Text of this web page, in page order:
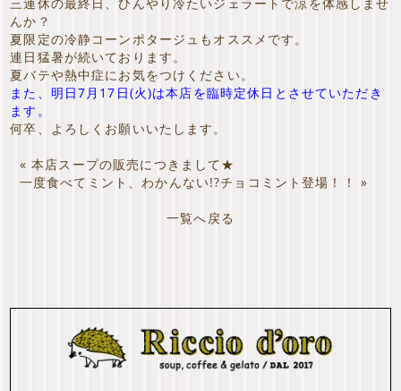
んか？
夏限定の冷静コーンポタージュもオススメです。
連日猛暑が続いております。
夏バテや熱中症にお気をつけください。
また、明日7月17日(火)は本店を臨時定休日とさせていただき
ます。
何卒、よろしくお願いいたします。
«本店スープの販売につきまして★
一度食べてミント、わかんない!?チョコミント登場！！
»
一覧へ戻る